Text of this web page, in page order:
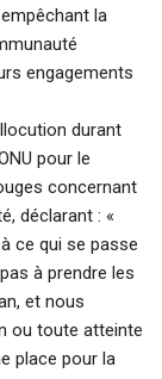
la
engagements
durant
pour le
concernant
déclarant : «
ce qui se passe
à prendre les
et nous
ou toute atteinte
place pour la